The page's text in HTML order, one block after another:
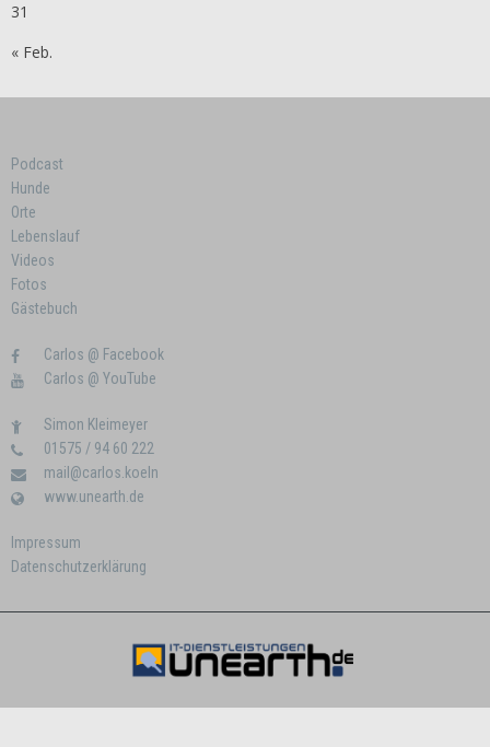
31
« Feb.
Podcast
Hunde
Orte
Lebenslauf
Videos
Fotos
Gästebuch
Carlos @ Facebook
Carlos @ YouTube
Simon Kleimeyer
01575 / 94 60 222
mail@carlos.koeln
www.unearth.de
Impressum
Datenschutzerklärung